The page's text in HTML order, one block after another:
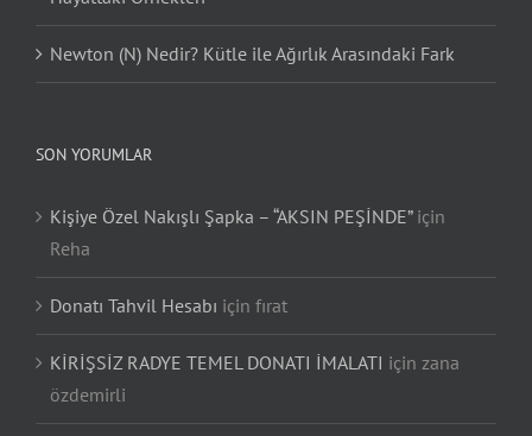
Newton (N) Nedir? Kütle ile Ağırlık Arasındaki Fark
SON YORUMLAR
Kişiye Özel Nakışlı Şapka – “AKSIN PEŞİNDE”için
Reha
Donatı Tahvil Hesabı için fırat
KİRİŞSİZ RADYE TEMEL DONATI İMALATI için zana
özdemirli